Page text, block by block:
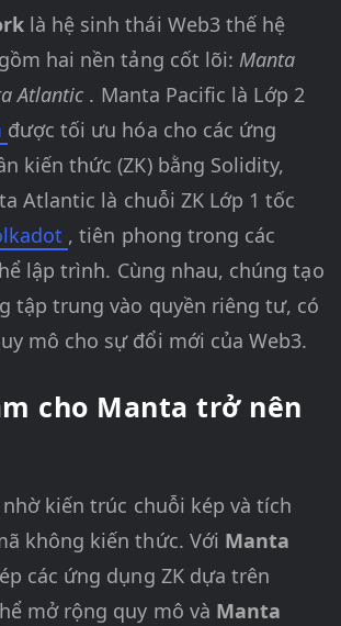
là hệ sinh thái Web3 thế hệ
hai nền tảng cốt lõi: Manta
Atlantic . Manta Pacific là Lớp 2
được tối ưu hóa cho các ứng
kiến thức (ZK) bằng Solidity,
Atlantic là chuỗi ZK Lớp 1 tốc
, tiên phong trong các
lập trình. Cùng nhau, chúng tạo
tập trung vào quyền riêng tư, có
mô cho sự đổi mới của Web3.
cho Manta trở nên
kiến trúc chuỗi kép và tích
không kiến thức. Với Manta
các ứng dụng ZK dựa trên
mở rộng quy mô và Manta